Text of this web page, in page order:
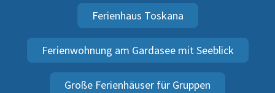
Ferienhaus Toskana
Ferienwohnung am Gardasee mit Seeblick
Große Ferienhäuser für Gruppen